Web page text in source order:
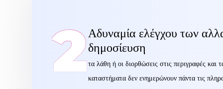
2Αδυναμία ελέγχου των
δημοσίευση
τα λάθη ή οι διορθώσεις στις περιγραφές και
καταστήματα δεν ενημερώνουν πάντα τις